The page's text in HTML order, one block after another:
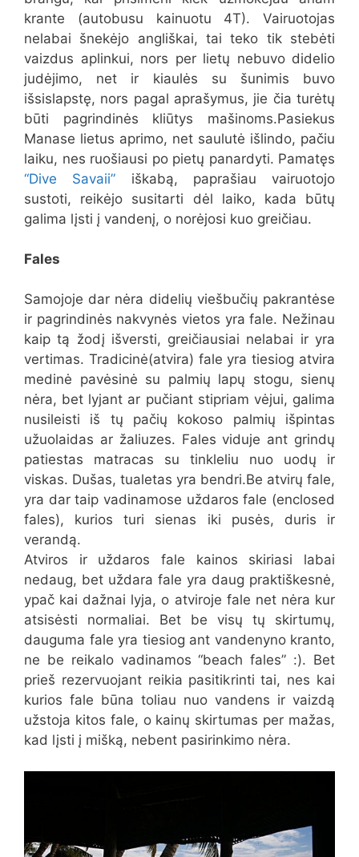
krante (autobusu kainuotu 4T). Vairuotojas
nelabai šnekėjo angliškai, tai teko tik stebėti
vaizdus aplinkui, nors per lietų nebuvo didelio
judėjimo, net ir kiaulės su šunimis buvo
išsislapstę, nors pagal aprašymus, jie čia turėtų
būti pagrindinės kliūtys mašinoms.Pasiekus
Manase lietus aprimo, net saulutė išlindo, pačiu
laiku, nes ruošiausi po pietų panardyti. Pamatęs
“Dive Savaii” iškabą, paprašiau vairuotojo
sustoti, reikėjo susitarti dėl laiko, kada būtų
galima lįsti į vandenį, o norėjosi kuo greičiau.
Fales
Samojoje dar nėra didelių viešbučių pakrantėse
ir pagrindinės nakvynės vietos yra fale. Nežinau
kaip tą žodį išversti, greičiausiai nelabai ir yra
vertimas. Tradicinė(atvira) fale yra tiesiog atvira
medinė pavėsinė su palmių lapų stogu, sienų
nėra, bet lyjant ar pučiant stipriam vėjui, galima
nusileisti iš tų pačių kokoso palmių išpintas
užuolaidas ar žaliuzes. Fales viduje ant grindų
patiestas matracas su tinkleliu nuo uodų ir
viskas. Dušas, tualetas yra bendri.Be atvirų fale,
yra dar taip vadinamose uždaros fale (enclosed
fales), kurios turi sienas iki pusės, duris ir
verandą.
Atviros ir uždaros fale kainos skiriasi labai
nedaug, bet uždara fale yra daug praktiškesnė,
ypač kai dažnai lyja, o atviroje fale net nėra kur
atsisėsti normaliai. Bet be visų tų skirtumų,
dauguma fale yra tiesiog ant vandenyno kranto,
ne be reikalo vadinamos “beach fales” :). Bet
prieš rezervuojant reikia pasitikrinti tai, nes kai
kurios fale būna toliau nuo vandens ir vaizdą
užstoja kitos fale, o kainų skirtumas per mažas,
kad lįsti į mišką, nebent pasirinkimo nėra.